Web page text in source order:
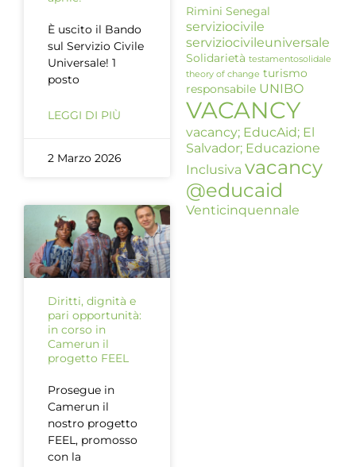
È uscito il Bando
sul Servizio Civile
Universale! 1
posto
LEGGI DI PIÙ
2 Marzo 2026
Diritti, dignità e
pari opportunità:
in corso in
Camerun il
progetto FEEL
Prosegue in
Camerun il
nostro progetto
FEEL, promosso
con la
Rimini Senegal
serviziocivile
serviziocivileuniversale
Solidarietà testamentosolidale
theory of change turismo
responsabile UNIBO
VACANCY
vacancy; EducAid; El
Salvador; Educazione
Inclusiva vacancy
@educaid
Venticinquennale